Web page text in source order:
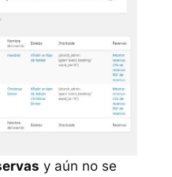
y aún no se